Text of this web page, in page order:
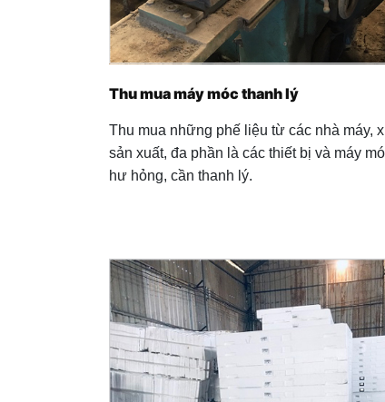
Thu mua máy móc thanh lý
Thu mua những phế liệu từ các nhà máy,
sản xuất, đa phần là các thiết bị và máy
hư hỏng, cần thanh lý.